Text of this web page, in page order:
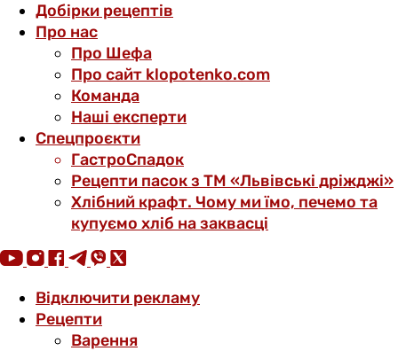
Добірки рецептів
Про нас
Про Шефа
Про сайт klopotenko.com
Команда
Наші експерти
Спецпроєкти
ГастроСпадок
Рецепти пасок з ТМ «Львівські дріжджі»
Хлібний крафт. Чому ми їмо, печемо та
купуємо хліб на заквасці
Відключити рекламу
Рецепти
Варення